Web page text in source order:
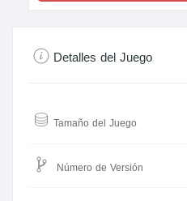
Detalles del Juego
Tamaño del Juego
Número de Versión